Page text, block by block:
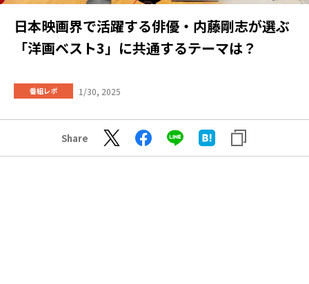
日本映画界で活躍する俳優・内藤剛志が選ぶ
「洋画ベスト3」に共通するテーマは？
番組レポ 1/30, 2025
Share